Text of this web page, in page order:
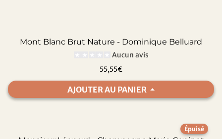
Mont Blanc Brut Nature - Dominique Belluard
Aucun avis
55,55€
AJOUTER AU PANIER
Épuisé